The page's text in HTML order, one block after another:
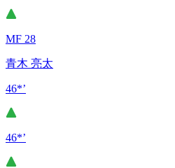
MF 28
青木 亮太
46*’
46*’